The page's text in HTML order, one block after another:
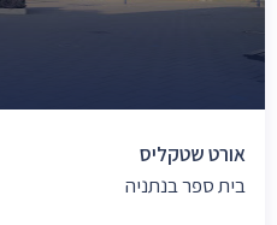
אורט שטקליס
בית ספר בנתניה